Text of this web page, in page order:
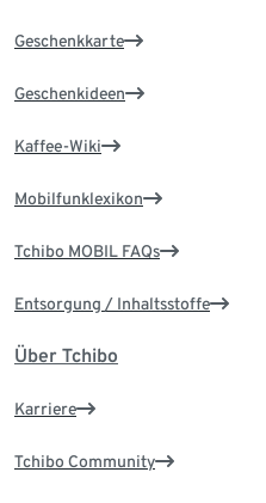
Geschenkkarte
Geschenkideen
Kaffee-Wiki
Mobilfunklexikon
Tchibo MOBIL FAQs
Entsorgung / Inhaltsstoffe
Über Tchibo
Karriere
Tchibo Community